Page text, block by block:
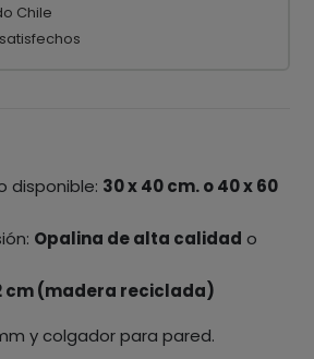
Chile
disponible: 30 x 40 cm. o 40 x 60
Opalina de alta calidad o
cm (madera reciclada)
y colgador para pared.